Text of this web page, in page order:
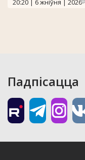
20:20 | 6 жніўня | 2026
Падпісацца